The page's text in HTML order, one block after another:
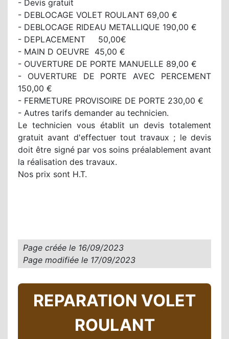
- Devis gratuit
- DEBLOCAGE VOLET ROULANT 69,00 €
- DEBLOCAGE RIDEAU METALLIQUE 190,00 €
- DEPLACEMENT 50,00€
- MAIN D OEUVRE 45,00 €
- OUVERTURE DE PORTE MANUELLE 89,00 €
- OUVERTURE DE PORTE AVEC PERCEMENT
150,00 €
- FERMETURE PROVISOIRE DE PORTE 230,00 €
- Autres tarifs demander au technicien.
Le technicien vous établit un devis totalement
gratuit avant d'effectuer tout travaux ; le devis
doit être signé par vos soins préalablement avant
la réalisation des travaux.
Nos prix sont H.T.
Page créée le 16/09/2023
Page modifiée le 17/09/2023
REPARATION VOLET
ROULANT